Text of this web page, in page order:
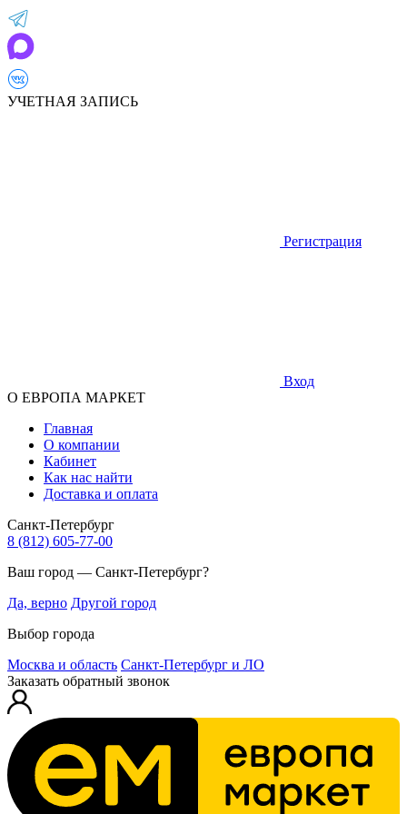
УЧЕТНАЯ ЗАПИСЬ
Регистрация
Вход
О ЕВРОПА МАРКЕТ
Главная
О компании
Кабинет
Как нас найти
Доставка и оплата
Санкт-Петербург
8 (812) 605-77-00
Ваш город — Санкт-Петербург?
Да, верно Другой город
Выбор города
Москва и область Санкт-Петербург и ЛО
Заказать обратный звонок